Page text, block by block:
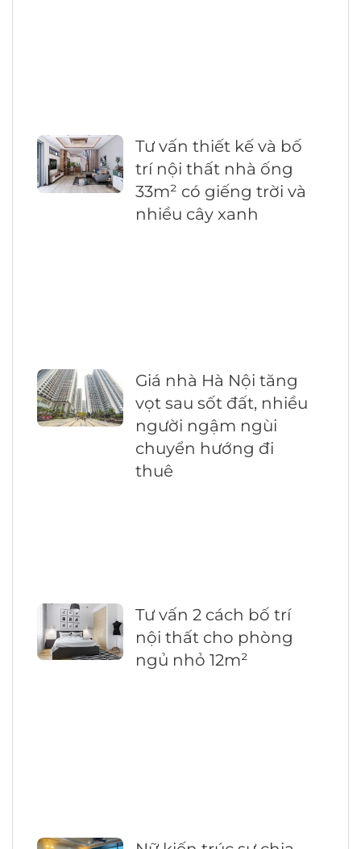
Tư vấn thiết kế và bố
trí nội thất nhà ống
33m² có giếng trời và
nhiều cây xanh
Giá nhà Hà Nội tăng
vọt sau sốt đất, nhiều
người ngậm ngùi
chuyển hướng đi
thuê
Tư vấn 2 cách bố trí
nội thất cho phòng
ngủ nhỏ 12m²